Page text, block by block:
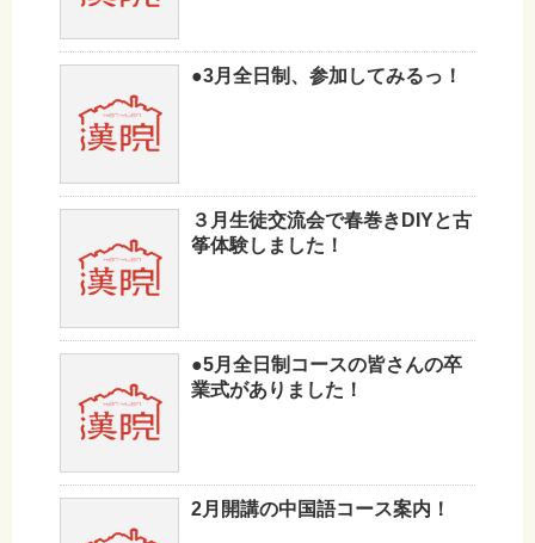
●3月全日制、参加してみるっ！
３月生徒交流会で春巻きDIYと古
筝体験しました！
●5月全日制コースの皆さんの卒
業式がありました！
2月開講の中国語コース案内！